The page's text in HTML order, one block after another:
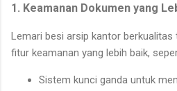
1. Keamanan Dokumen yang
Lemari besi arsip kantor berkualitas
fitur keamanan yang lebih baik,
Sistem kunci ganda untuk